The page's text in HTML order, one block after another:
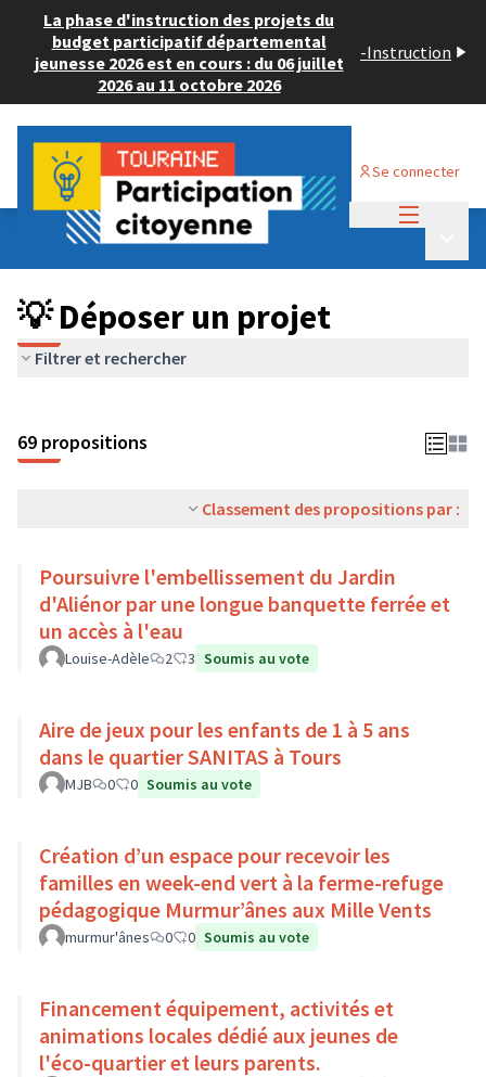
La phase d'instruction des projets du
budget participatif départemental
jeunesse 2026 est en cours : du 06 juillet
2026 au 11 octobre 2026
-Instruction
Se connecter
Budget Participatif ADULTE 2024
💡 Déposer un projet
💡 Déposer un projet
Filtrer et rechercher
69 propositions
Classement des propositions par :
Poursuivre l'embellissement du Jardin
d'Aliénor par une longue banquette ferrée et
un accès à l'eau
Louise-Adèle 2 3 Soumis au vote
Aire de jeux pour les enfants de 1 à 5 ans
dans le quartier SANITAS à Tours
MJB 0 0 Soumis au vote
Création d’un espace pour recevoir les
familles en week-end vert à la ferme-refuge
pédagogique Murmur’ânes aux Mille Vents
murmur'ânes 0 0 Soumis au vote
Financement équipement, activités et
animations locales dédié aux jeunes de
l'éco-quartier et leurs parents.